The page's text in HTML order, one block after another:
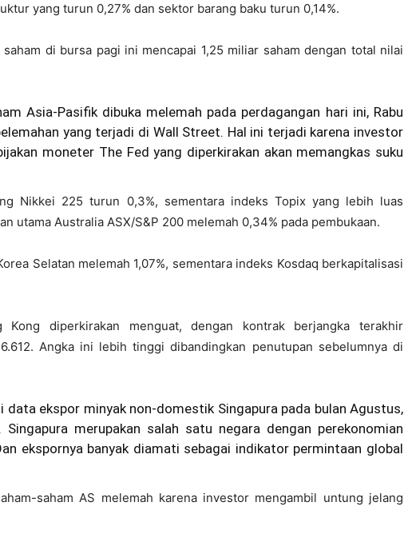
yang turun 0,27% dan sektor barang baku turun 0,14%.
di bursa pagi ini mencapai 1,25 miliar saham dengan total nilai
Asia-Pasifik dibuka melemah pada perdagangan hari ini, Rabu
yang terjadi di Wall Street. Hal ini terjadi karena investor
moneter The Fed yang diperkirakan akan memangkas suku
Nikkei 225 turun 0,3%, sementara indeks Topix yang lebih luas
utama Australia ASX/S&P 200 melemah 0,34% pada pembukaan.
Selatan melemah 1,07%, sementara indeks Kosdaq berkapitalisasi
Kong diperkirakan menguat, dengan kontrak berjangka terakhir
Angka ini lebih tinggi dibandingkan penutupan sebelumnya di
ekspor minyak non-domestik Singapura pada bulan Agustus,
merupakan salah satu negara dengan perekonomian
ekspornya banyak diamati sebagai indikator permintaan global
saham AS melemah karena investor mengambil untung jelang